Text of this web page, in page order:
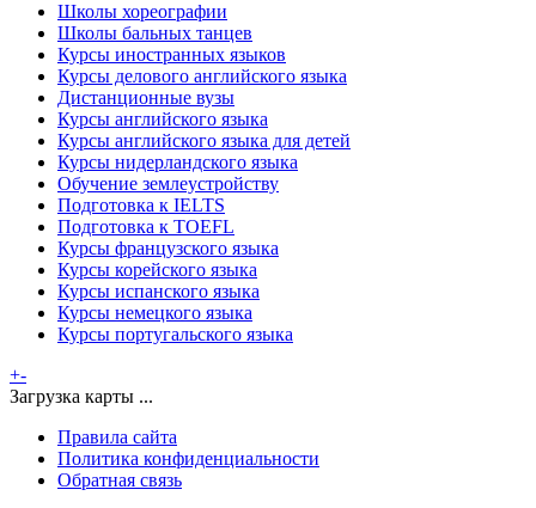
Школы хореографии
Школы бальных танцев
Курсы иностранных языков
Курсы делового английского языка
Дистанционные вузы
Курсы английского языка
Курсы английского языка для детей
Курсы нидерландского языка
Обучение землеустройству
Подготовка к IELTS
Подготовка к TOEFL
Курсы французского языка
Курсы корейского языка
Курсы испанского языка
Курсы немецкого языка
Курсы португальского языка
+-
Загрузка карты ...
Правила сайта
Политика конфиденциальности
Обратная связь